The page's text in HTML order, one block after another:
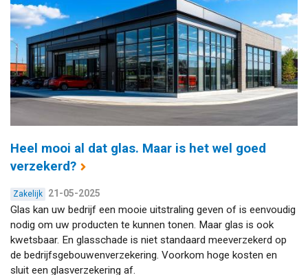
Heel mooi al dat glas. Maar is het wel goed
verzekerd?
Zakelijk 21-05-2025
Glas kan uw bedrijf een mooie uitstraling geven of is eenvoudig
nodig om uw producten te kunnen tonen. Maar glas is ook
kwetsbaar. En glasschade is niet standaard meeverzekerd op
de bedrijfsgebouwenverzekering. Voorkom hoge kosten en
sluit een glasverzekering af.